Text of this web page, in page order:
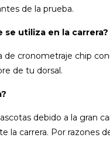
de la prueba.
se utiliza en la carrera?
de cronometraje chip
de tu dorsal.
debido a la gran
la carrera. Por razones